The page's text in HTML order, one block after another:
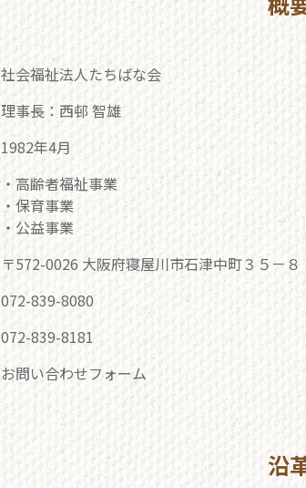
社会福祉法人たちばな会
理事長：西邨 智雄
1982年4月
・高齢者福祉事業
・保育事業
・公益事業
〒572-0026 大阪府寝屋川市石津中町３５－８
072-839-8080
072-839-8181
お問い合わせフォーム
沿